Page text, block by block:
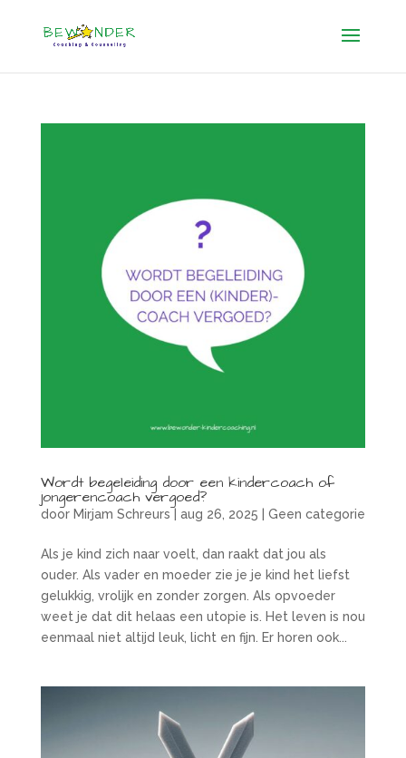
Wordt begeleiding door een kindercoach of
jongerencoach vergoed?
door Mirjam Schreurs aug 26, 2025 Geen categorie
Als je kind zich naar voelt, dan raakt dat jou als
ouder. Als vader en moeder zie je je kind het liefst
gelukkig, vrolijk en zonder zorgen. Als opvoeder
weet je dat dit helaas een utopie is. Het leven is nou
eenmaal niet altijd leuk, licht en fijn. Er horen ook...